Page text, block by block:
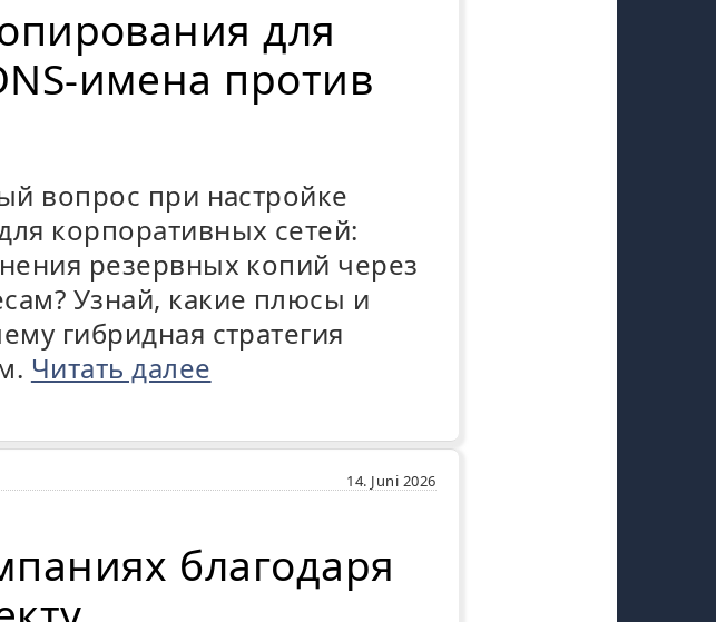
для
имена против
вопрос при настройке
корпоративных сетей:
резервных копий через
Узнай, какие плюсы и
гибридная стратегия
Читать далее
14. Juni 2026
благодаря